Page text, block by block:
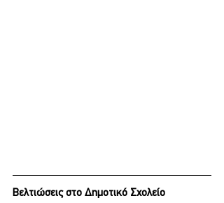
Βελτιώσεις στο Δημοτικό Σχολείο